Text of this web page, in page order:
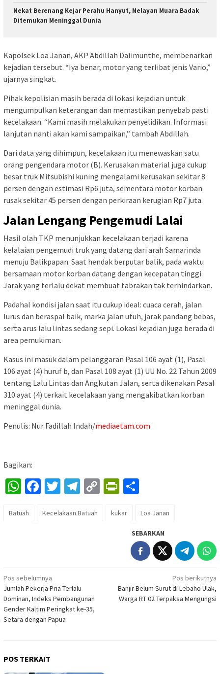
Nekat Berenang Kejar Perahu Hanyut, Nelayan Muara Badak
Ditemukan Meninggal Dunia
Kapolsek Loa Janan, AKP Abdillah Dalimunthe, membenarkan
kejadian tersebut. “Iya benar, motor yang terlibat jenis Vario,”
ujarnya singkat.
Pihak kepolisian masih berada di lokasi kejadian untuk
mengumpulkan keterangan dan memastikan penyebab pasti
kecelakaan. “Kami masih melakukan penyelidikan. Informasi
lanjutan nanti akan kami sampaikan,” tambah Abdillah.
Dari data yang dihimpun, kecelakaan itu menewaskan satu
orang pengendara motor (B). Kerusakan material juga cukup
besar truk Mitsubishi kuning mengalami kerusakan sekitar 8
persen dengan estimasi Rp6 juta, sementara motor korban
rusak sekitar 45 persen dengan perkiraan kerugian Rp7 juta.
Jalan Lengang Pengemudi Lalai
Hasil olah TKP menunjukkan kecelakaan terjadi karena
kelalaian pengemudi truk yang datang dari arah Samarinda
menuju Balikpapan. Saat hendak berputar balik, pada waktu
bersamaan motor korban datang dengan kecepatan tinggi.
Jarak yang terlalu dekat membuat tabrakan tak terhindarkan.
Padahal kondisi jalan saat itu cukup ideal: cuaca cerah, jalan
lurus dan beraspal baik, marka jalan utuh, jarak pandang bebas,
serta arus lalu lintas sedang sepi. Lokasi kejadian juga berada di
area pemukiman.
Kasus ini masuk dalam pelanggaran Pasal 106 ayat (1), Pasal
106 ayat (4) huruf b, dan Pasal 108 ayat (1) UU No. 22 Tahun 2009
tentang Lalu Lintas dan Angkutan Jalan, serta dikenakan Pasal
310 ayat (4) terkait kecelakaan yang mengakibatkan korban
meninggal dunia.
Penulis: Nur Fadillah Indah/mediaetam.com
Bagikan:
WhatsApp
Facebook
Twitter
Telegram
CopyPrintFriendly
Batuah Kecelakaan Batuah kukar Loa Janan
SEBARKAN
Navigasi
pos
Pos sebelumnya
Jumlah Pekerja Pria Terlalu
Dominan, Indeks Pembangunan
Gender Kaltim Peringkat ke-35,
Setara dengan Papua
Pos berikutnya
Banjir Belum Surut di Lebaho Ulak,
Warga RT 02 Terpaksa Mengungsi
POS TERKAIT